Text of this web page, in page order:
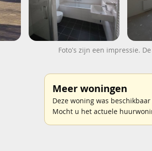
Foto's zijn een impressie.
Meer woningen
Deze woning was
Mocht u het actuele